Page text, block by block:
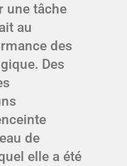
une tâche
au
des
Des
de
elle a été